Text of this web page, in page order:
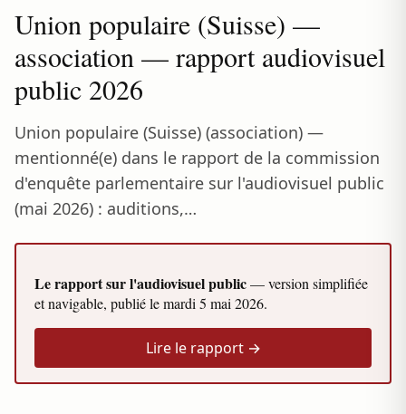
Union populaire (Suisse) —
association — rapport audiovisuel
public 2026
Union populaire (Suisse) (association) —
mentionné(e) dans le rapport de la commission
d'enquête parlementaire sur l'audiovisuel public
(mai 2026) : auditions,…
Le rapport sur l'audiovisuel public— version simplifiée
et navigable, publié lemardi 5 mai 2026.
Lire le rapport →